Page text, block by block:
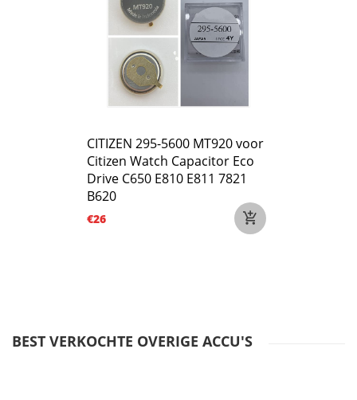
CITIZEN 295-5600 MT920 voor
Citizen Watch Capacitor Eco
Drive C650 E810 E811 7821
B620
€26
BEST VERKOCHTE OVERIGE ACCU'S